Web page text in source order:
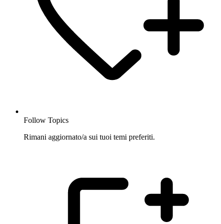
Follow Topics
Rimani aggiornato/a sui tuoi temi preferiti.